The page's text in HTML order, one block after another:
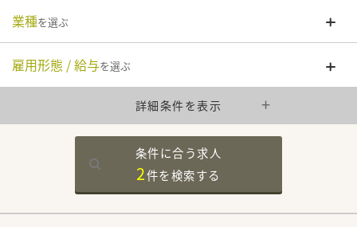
業種を選ぶ
雇用形態 / 給与を選ぶ
詳細条件を表示
条件に合う求人
2件を検索する